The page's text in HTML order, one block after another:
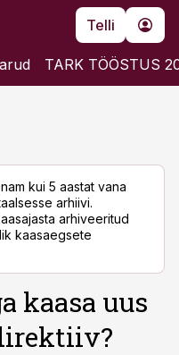
Telli
TARK TÖÖSTUS
kui 5 aastat vana
arhiivi.
arhiveeritud
kaasaegsete
kaasa uus